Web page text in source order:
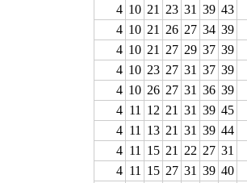
4 10 21 23 31 39 43
4 10 21 26 27 34 39
4 10 21 27 29 37 39
4 10 23 27 31 37 39
4 10 26 27 31 36 39
4 11 12 21 31 39 45
4 11 13 21 31 39 44
4 11 15 21 22 27 31
4 11 15 27 31 39 40